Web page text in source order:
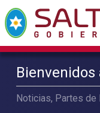
Noticias, Partes de